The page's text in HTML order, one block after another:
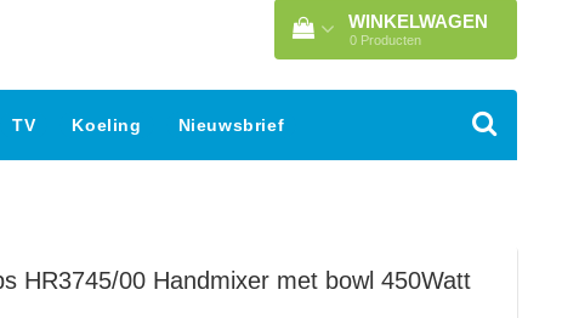
WINKELWAGEN
0 Producten
TV Koeling Nieuwsbrief
HR3745/00 Handmixer met bowl 450Watt